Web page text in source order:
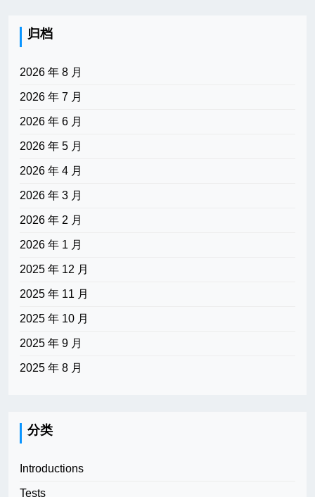
归档
2026 年 8 月
2026 年 7 月
2026 年 6 月
2026 年 5 月
2026 年 4 月
2026 年 3 月
2026 年 2 月
2026 年 1 月
2025 年 12 月
2025 年 11 月
2025 年 10 月
2025 年 9 月
2025 年 8 月
分类
Introductions
Tests